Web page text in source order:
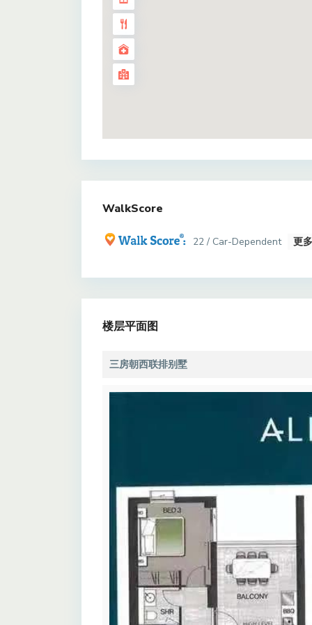
WalkScore
22 / Car-Dependent 更
楼层平面图
三房朝西联排别墅